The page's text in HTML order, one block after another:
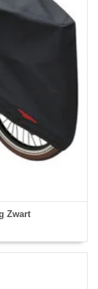
Zwart